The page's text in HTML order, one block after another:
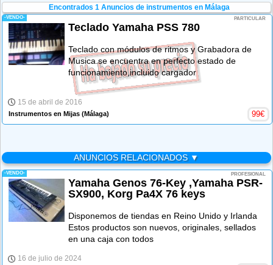
Encontrados 1 Anuncios de instrumentos en Málaga
-VENDO- PARTICULAR
Teclado Yamaha PSS 780
Teclado con módulos de ritmos y Grabadora de
Musica.se encuentra en perfecto estado de
funcionamiento,incluido cargador
15 de abril de 2016
Instrumentos en Mijas (Málaga) 99€
ANUNCIOS RELACIONADOS ▼
-VENDO- PROFESIONAL
Yamaha Genos 76-Key ,Yamaha PSR-
SX900, Korg Pa4X 76 keys
Disponemos de tiendas en Reino Unido y Irlanda
Estos productos son nuevos, originales, sellados
en una caja con todos
16 de julio de 2024